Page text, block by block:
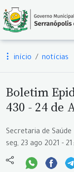
início notícias
Boletim
430 - 24 de
Secretaria de Saúde
seg, 23 ago 2021 -